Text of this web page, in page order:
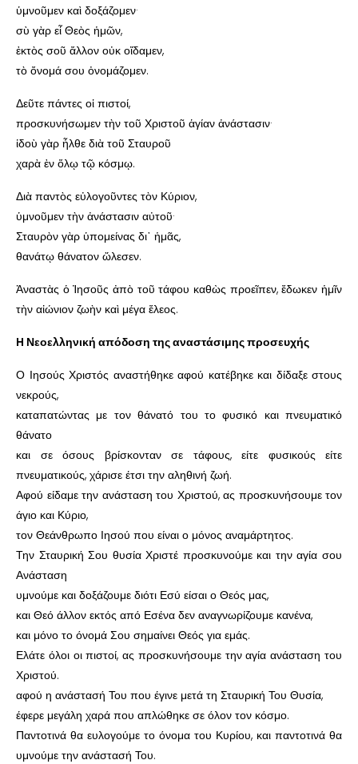
ὑμνοῦμεν καὶ δοξάζομεν·
σὺ γὰρ εἶ Θεὸς ἡμῶν,
ἐκτὸς σοῦ ἄλλον οὐκ οἴδαμεν,
τὸ ὄνομά σου ὀνομάζομεν.
Δεῦτε πάντες οἱ πιστοί,
προσκυνήσωμεν τὴν τοῦ Χριστοῦ ἁγίαν ἀνάστασιν·
ἰδοὺ γὰρ ἦλθε διὰ τοῦ Σταυροῦ
χαρὰ ἐν ὅλῳ τῷ κόσμῳ.
Διὰ παντὸς εὐλογοῦντες τὸν Κύριον,
ὑμνοῦμεν τὴν ἀνάστασιν αὐτοῦ·
Σταυρὸν γὰρ ὑπομείνας δι᾿ ἡμᾶς,
θανάτῳ θάνατον ὤλεσεν.
Ἀναστὰς ὁ Ἰησοῦς ἀπὸ τοῦ τάφου καθὼς προεῖπεν, ἔδωκεν ἡμῖν
τὴν αἰώνιον ζωὴν καὶ μέγα ἔλεος.
H Νεοελληνική απόδοση της αναστάσιμης προσευχής
Ο Ιησούς Χριστός αναστήθηκε αφού κατέβηκε και δίδαξε στους
νεκρούς,
καταπατώντας με τον θάνατό του το φυσικό και πνευματικό
θάνατο
και σε όσους βρίσκονταν σε τάφους, είτε φυσικούς είτε
πνευματικούς, χάρισε έτσι την αληθινή ζωή.
Αφού είδαμε την ανάσταση του Χριστού, ας προσκυνήσουμε τον
άγιο και Κύριο,
τον Θεάνθρωπο Ιησού που είναι ο μόνος αναμάρτητος.
Την Σταυρική Σου θυσία Χριστέ προσκυνούμε και την αγία σου
Ανάσταση
υμνούμε και δοξάζουμε διότι Εσύ είσαι ο Θεός μας,
και Θεό άλλον εκτός από Εσένα δεν αναγνωρίζουμε κανένα,
και μόνο το όνομά Σου σημαίνει Θεός για εμάς.
Ελάτε όλοι οι πιστοί, ας προσκυνήσουμε την αγία ανάσταση του
Χριστού.
αφού η ανάστασή Του που έγινε μετά τη Σταυρική Του Θυσία,
έφερε μεγάλη χαρά που απλώθηκε σε όλον τον κόσμο.
Παντοτινά θα ευλογούμε το όνομα του Κυρίου, και παντοτινά θα
υμνούμε την ανάστασή Του.